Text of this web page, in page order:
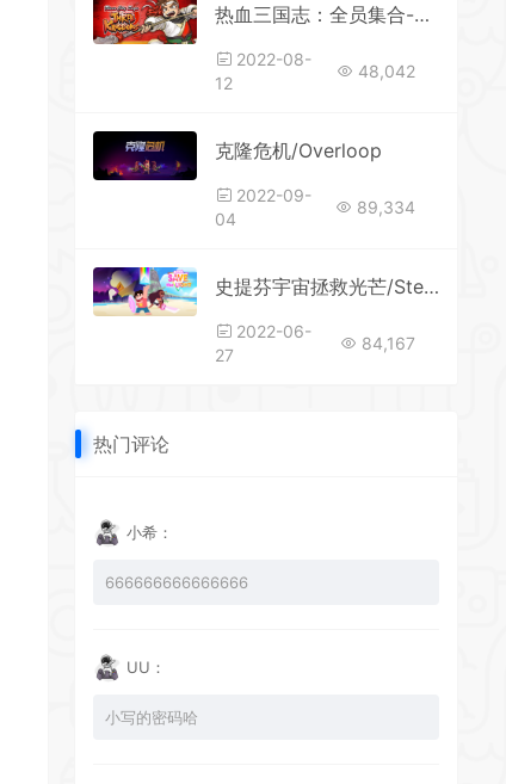
热血三国志：全员集合-豪华典藏版/River City Saga: Three Kingdoms（更新豪华典藏版-Build.9205248-1.01+典藏内容）
2022-08-
12
48,042
克隆危机/Overloop
2022-09-
04
89,334
史提芬宇宙拯救光芒/Steven Universe: Save the Light（v4.0）
2022-06-
27
84,167
热门评论
小希：
666666666666666
UU：
小写的密码哈